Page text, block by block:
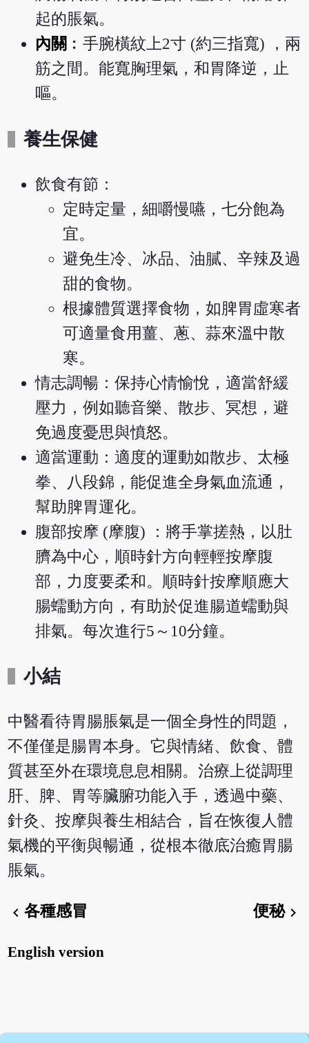
起的脹氣。
內關 ︰手腕橫紋上2寸 (約三指寬) ，兩
筋之間。能寬胸理氣，和胃降逆，止
嘔。
養生保健
飲食有節：
定時定量，細嚼慢嚥，七分飽為
宜。
避免生冷、冰品、油膩、辛辣及過
甜的食物。
根據體質選擇食物，如脾胃虛寒者
可適量食用薑、蔥、蒜來溫中散
寒。
情志調暢：保持心情愉悅，適當舒緩
壓力，例如聽音樂、散步、冥想，避
免過度憂思與憤怒。
適當運動：適度的運動如散步、太極
拳、八段錦，能促進全身氣血流通，
幫助脾胃運化。
腹部按摩 (摩腹) ：將手掌搓熱，以肚
臍為中心，順時針方向輕輕按摩腹
部，力度要柔和。順時針按摩順應大
腸蠕動方向，有助於促進腸道蠕動與
排氣。每次進行5～10分鐘。
小結
中醫看待胃腸脹氣是一個全身性的問題，
不僅僅是腸胃本身。它與情緒、飲食、體
質甚至外在環境息息相關。治療上從調理
肝、脾、胃等臟腑功能入手，透過中藥、
針灸、按摩與養生相結合，旨在恢復人體
氣機的平衡與暢通，從根本徹底治癒胃腸
脹氣。
chevron_left各種感冒 便秘chevron_right
English version